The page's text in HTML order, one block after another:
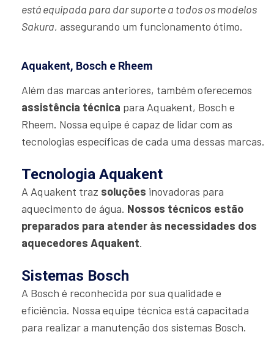
está equipada para dar suporte a todos os modelos
Sakura, assegurando um funcionamento ótimo.
Aquakent, Bosch e Rheem
Além das marcas anteriores, também oferecemos
assistência técnica para Aquakent, Bosch e
Rheem. Nossa equipe é capaz de lidar com as
tecnologias específicas de cada uma dessas marcas.
Tecnologia Aquakent
A Aquakent traz soluções inovadoras para
aquecimento de água. Nossos técnicos estão
preparados para atender às necessidades dos
aquecedores Aquakent.
Sistemas Bosch
A Bosch é reconhecida por sua qualidade e
eficiência. Nossa equipe técnica está capacitada
para realizar a manutenção dos sistemas Bosch.